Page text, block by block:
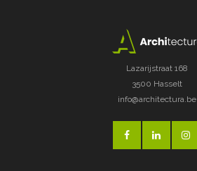
Lazarijstraat 168
3500 Hasselt
info@architectura.be